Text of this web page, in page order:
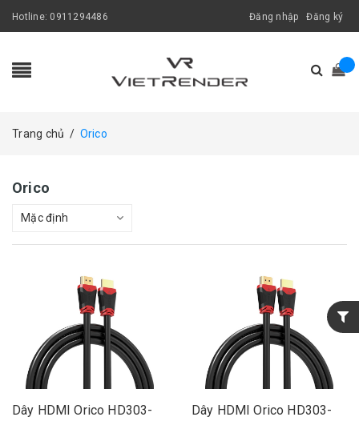
Hotline: 0911294486 Đăng nhập Đăng ký
Trang chủ / Orico
Orico
Dây HDMI Orico HD303-
Dây HDMI Orico HD303-